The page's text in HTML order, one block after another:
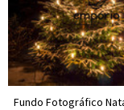
Fundo Fotográfico